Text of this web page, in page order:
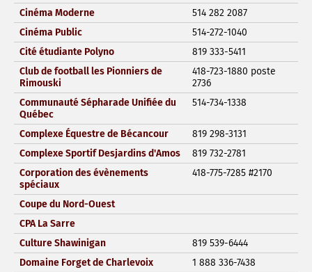
Cinéma Moderne
514 282 2087
Cinéma Public
514-272-1040
Cité étudiante Polyno
819 333-5411
Club de football les Pionniers de
Rimouski
418-723-1880 poste
2736
Communauté Sépharade Unifiée du
Québec
514-734-1338
Complexe Équestre de Bécancour
819 298-3131
Complexe Sportif Desjardins d'Amos
819 732-2781
Corporation des évènements
spéciaux
418-775-7285 #2170
Coupe du Nord-Ouest
CPA La Sarre
Culture Shawinigan
819 539-6444
Domaine Forget de Charlevoix
1 888 336-7438